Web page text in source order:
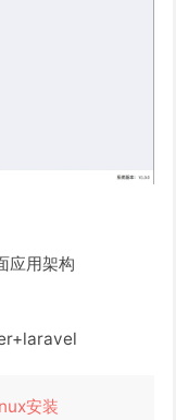
应用架构
安装